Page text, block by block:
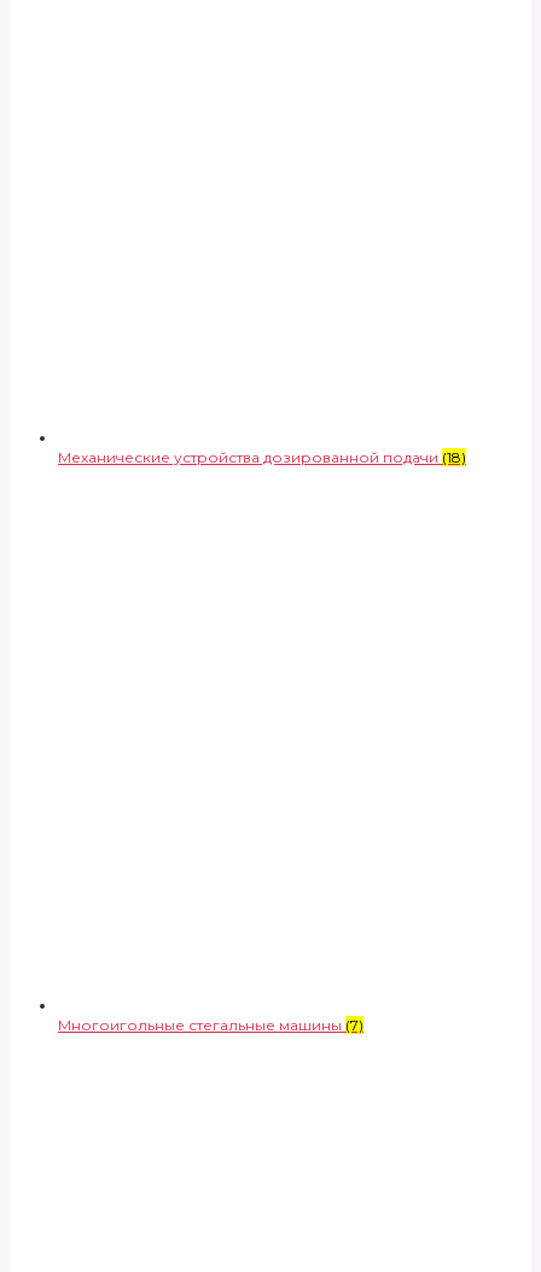
Механические устройства дозированной подачи (18)
Многоигольные стегальные машины (7)